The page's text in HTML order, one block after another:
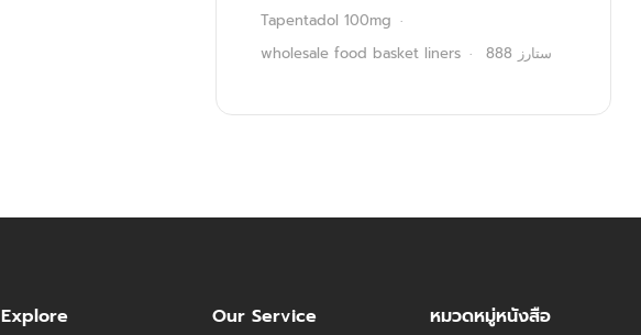
Tapentadol 100mg
wholesale food basket liners
ستارز 888
Explore Our Service หมวดหมู่หนังสือ